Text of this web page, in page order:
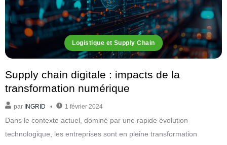
Logistique et Supply Chain
Supply chain digitale : impacts de la
transformation numérique
par INGRID 1 février 2024
Dans le contexte actuel, dominé par une rapide évolution
technologique, les entreprises sont en pleine transformation